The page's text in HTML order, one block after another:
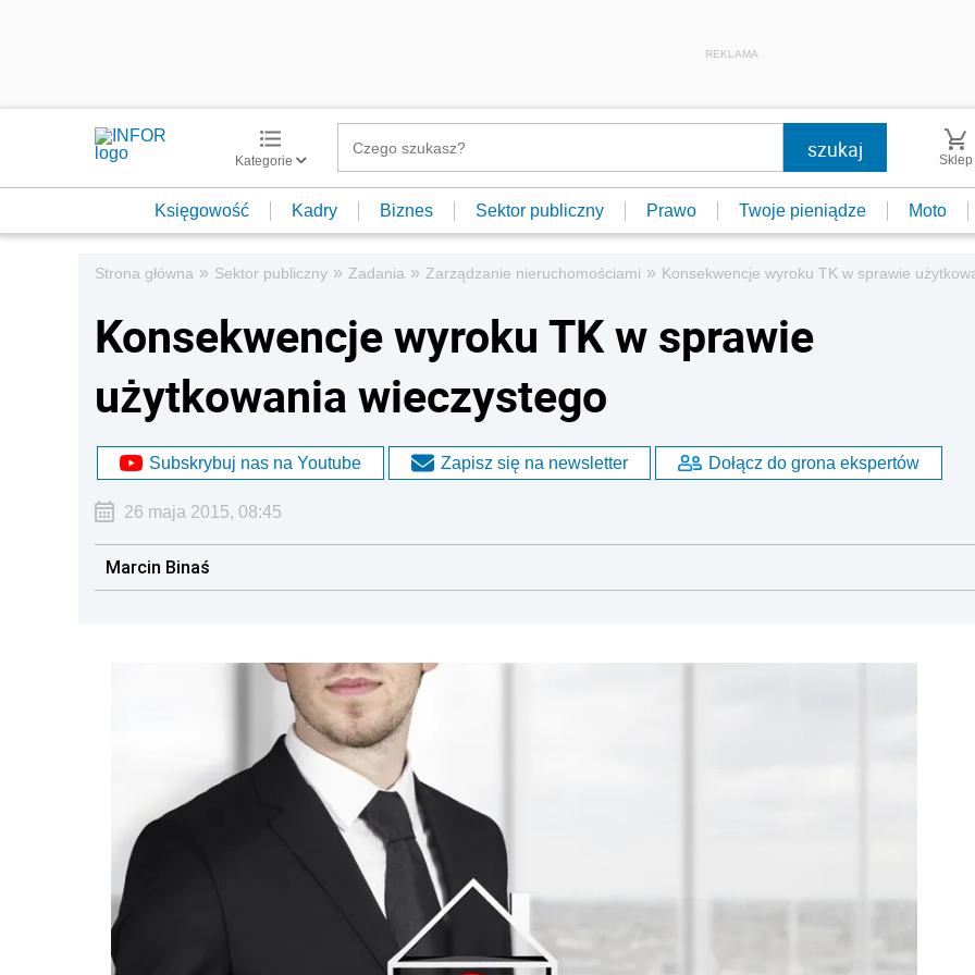
REKLAMA
Kategorie Sklep
Księgowość Kadry Biznes Sektor publiczny Prawo Twoje pieniądze Moto
Strona główna » Sektor publiczny » Zadania » Zarządzanie nieruchomościami » Konsekwencje wyroku TK w sprawie
Konsekwencje wyroku TK w sprawie
użytkowania wieczystego
Subskrybuj nas na Youtube Zapisz się na newsletter Dołącz do grona ekspertów
26 maja 2015, 08:45
Marcin Binaś